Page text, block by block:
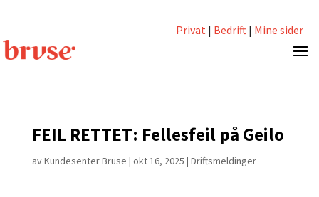
Privat| Bedrift| Mine sider
FEIL RETTET: Fellesfeil på Geilo
avKundesenter Bruse | okt 16, 2025 | Driftsmeldinger